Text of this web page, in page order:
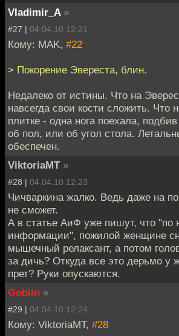
Vladimir_A »
#27 | 04.04.10 12:21
Кому: MAK, #22
> Покорение Эвереста, блин.
Недалеко от истины. Что на
навсегда свои кости сложить. Что
плитке - одна нога поехала,
об пол, или об угол стола.
обеспечен.
ViktoriaMT »
#28 | 04.04.10 12:23
Чичваркина жалко. Ведь даже на
не сможет.
А в статье АиФ уже пишут, что "по
информации", пожилой женщине
мышечный релаксант, а потом
за дичь? Откуда все это дерьмо у
прет? Руки опускаются.
Goblin »
#29 | 04.04.10 12:24
Кому: ViktoriaMT, #28